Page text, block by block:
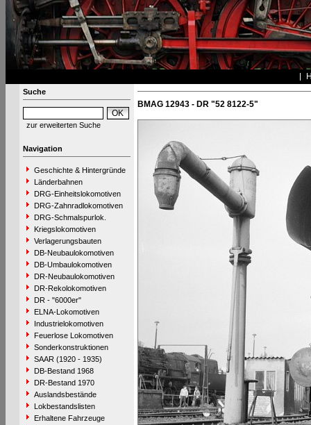
Suche
zur erweiterten Suche
Navigation
Geschichte & Hintergründe
Länderbahnen
DRG-Einheitslokomotiven
DRG-Zahnradlokomotiven
DRG-Schmalspurlok.
Kriegslokomotiven
Verlagerungsbauten
DB-Neubaulokomotiven
DB-Umbaulokomotiven
DR-Neubaulokomotiven
DR-Rekolokomotiven
DR - "6000er"
ELNA-Lokomotiven
Industrielokomotiven
Feuerlose Lokomotiven
Sonderkonstruktionen
SAAR (1920 - 1935)
DB-Bestand 1968
DR-Bestand 1970
Auslandsbestände
Lokbestandslisten
Erhaltene Fahrzeuge
BMAG 12943 - DR "52 8122-5"